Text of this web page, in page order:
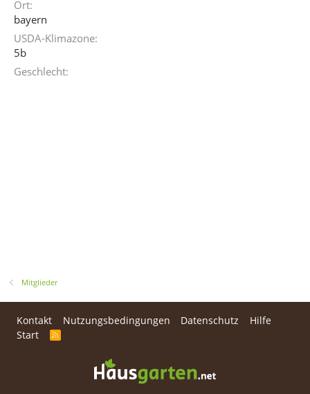
Ort
bayern
USDA-Klimazone
5b
Geschlecht
Mitglieder
Kontakt Nutzungsbedingungen Datenschutz
Hilfe
Start
R